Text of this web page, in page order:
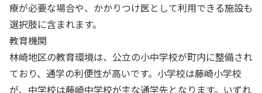
療が必要な場合や、かかりつけ医として利用できる施設も
選択肢に含まれます。
教育機関
林崎地区の教育環境は、公立の小中学校が町内に整備され
ており、通学の利便性が高いです。小学校は藤崎小学校
が、中学校は藤崎中学校が主な通学先となります。いずれ